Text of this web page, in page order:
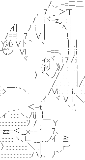
,. -=ニ二ヽ
_ ＞'T
-z_. : |
/ i | ﾍ i
7 V｜ !|
V ﾄ ` ヽ |! .|
-==､ i| ｊi
ィxヾ i 7i/:i
り 》/ : . .:!
|ヾ 〉 `ヽノ/ : . : ｜
|-z__ /. : . : . :|/. : ',
￣｀`ヽ. /Vi: . : :i､. : .
／ .ｲ ヾ V .i
＞ _ . ＜-t ヽ:',
| .ィ´::::::ヽ､/ij } ど
ｿ / .i￣ Y
＜__x-- ' 7､
ヽ､∟ __,....ノｲ ≧
〉:::::::::::::::＼ .| r-'
ハﾘ､ ﾉ`´